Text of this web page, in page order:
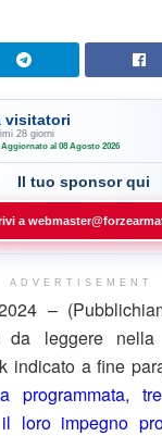
visitatori
28 giorni
Aggiornato al 08 Agosto 2026
Il tuo sponsor qui
a
ADVERTISEMENT
–
da leggere nella
indicato a fine
programmata,
loro impegno